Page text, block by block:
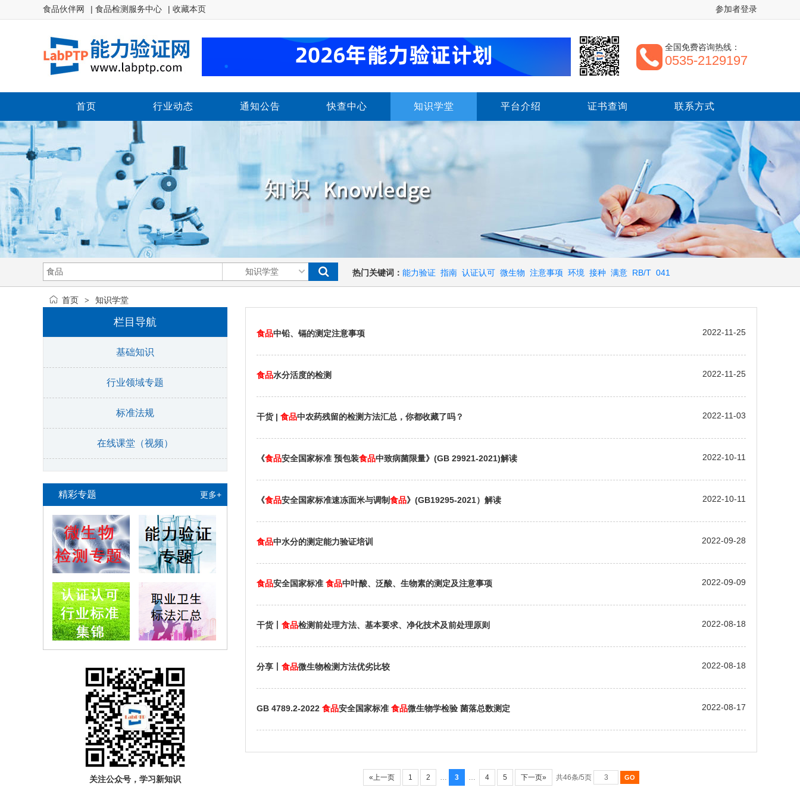
参加者登录
食品伙伴网 | 食品检测服务中心 | 收藏本页
全国免费咨询热线：
0535-2129197
首页 行业动态 通知公告 快查中心 知识学堂 平台介绍 证书查询 联系方式
热门关键词： 能力验证 指南 认证认可 微生物 注意事项 环境 接种 满意 RB/T 041
首页 > 知识学堂
食品中铅、镉的测定注意事项 2022-11-25
食品水分活度的检测 2022-11-25
干货 |食品中农药残留的检测方法汇总，你都收藏了吗？ 2022-11-03
《食品安全国家标准 预包装食品中致病菌限量》(GB 29921-2021)解读 2022-10-11
《食品安全国家标准速冻面米与调制食品》(GB19295-2021）解读 2022-10-11
食品中水分的测定能力验证培训 2022-09-28
食品安全国家标准食品中叶酸、泛酸、生物素的测定及注意事项 2022-09-09
干货丨食品检测前处理方法、基本要求、净化技术及前处理原则 2022-08-18
分享丨食品微生物检测方法优劣比较 2022-08-18
GB 4789.2-2022食品安全国家标准食品微生物学检验 菌落总数测定 2022-08-17
«上一页 1 2 … 3 … 4 5 下一页» 共46条/5页
栏目导航
基础知识
行业领域专题
标准法规
在线课堂（视频）
精彩专题 更多+
关注公众号，学习新知识